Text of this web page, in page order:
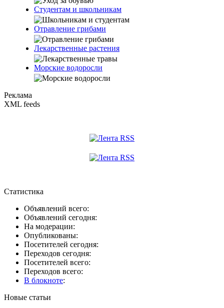
Студентам и школьникам
Отравление грибами
Лекарственные растения
Морские водоросли
Реклама
XML feeds
Статистика
Объявлений всего:
Объявлений сегодня:
На модерации:
Опубликованы:
Посетителей сегодня:
Переходов сегодня:
Посетителей всего:
Переходов всего:
В блокноте:
Новые статьи